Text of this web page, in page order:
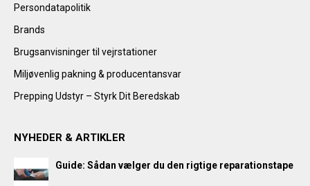
Persondatapolitik
Brands
Brugsanvisninger til vejrstationer
Miljøvenlig pakning & producentansvar
Prepping Udstyr – Styrk Dit Beredskab
NYHEDER & ARTIKLER
Guide: Sådan vælger du den rigtige reparationstape